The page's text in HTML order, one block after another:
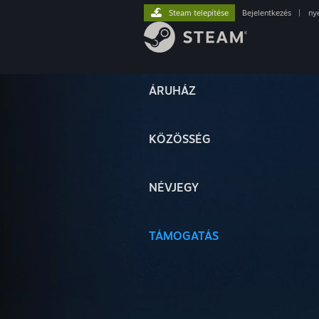
ÁRUHÁZ
KÖZÖSSÉG
NÉVJEGY
TÁMOGATÁS
Steam telepítése Bejelentkezés